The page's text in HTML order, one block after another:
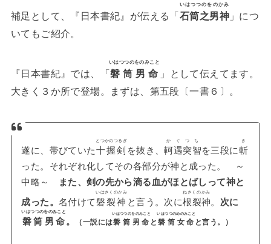
補足として、『日本書紀』が伝える「石筒之男神
いはつつのをのかみ
」につ
いてもご紹介。
『日本書紀』では、「磐筒男命
いはつつのをのみこと
」として伝えてます。
大きく３か所で登場。まずは、第五段〔一書６〕。
遂に、帯びていた十握剣
とつかのつるぎ
を抜き、軻遇突智
かぐつち
を三段に斬
き
った。それぞれ化してその各部分が神と成った。 ～
中略～
また、剣の先から滴る血がほとばしって神と
成った。 名付けて磐裂神
いはさくのかみ
と言う。次に根裂神
ねさくのかみ
。 次に
磐筒男命
いはつつのをのみこと
。 （一説には磐筒男命
いはつつのをのみこと
と磐筒女命
いはつつのめのみこと
と言う。）